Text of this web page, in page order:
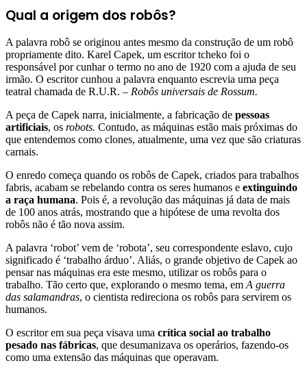
Qual a origem dos robôs?
A palavra robô se originou antes mesmo da construção de um robô
propriamente dito. Karel Capek, um escritor tcheko foi o
responsável por cunhar o termo no ano de 1920 com a ajuda de seu
irmão. O escritor cunhou a palavra enquanto escrevia uma peça
teatral chamada de R.U.R. – Robôs universais de Rossum.
A peça de Capek narra, inicialmente, a fabricação de pessoas
artificiais, os robots. Contudo, as máquinas estão mais próximas do
que entendemos como clones, atualmente, uma vez que são criaturas
carnais.
O enredo começa quando os robôs de Capek, criados para trabalhos
fabris, acabam se rebelando contra os seres humanos e extinguindo
a raça humana. Pois é, a revolução das máquinas já data de mais
de 100 anos atrás, mostrando que a hipótese de uma revolta dos
robôs não é tão nova assim.
A palavra ‘robot’ vem de ‘robota’, seu correspondente eslavo, cujo
significado é ‘trabalho árduo’. Aliás, o grande objetivo de Capek ao
pensar nas máquinas era este mesmo, utilizar os robôs para o
trabalho. Tão certo que, explorando o mesmo tema, em A guerra
das salamandras, o cientista redireciona os robôs para servirem os
humanos.
O escritor em sua peça visava uma crítica social ao trabalho
pesado nas fábricas, que desumanizava os operários, fazendo-os
como uma extensão das máquinas que operavam.